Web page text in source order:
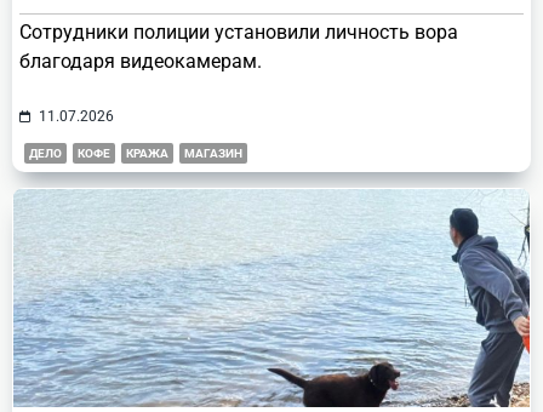
Сотрудники полиции установили личность вора
благодаря видеокамерам.
11.07.2026
ДЕЛО КОФЕ КРАЖА МАГАЗИН